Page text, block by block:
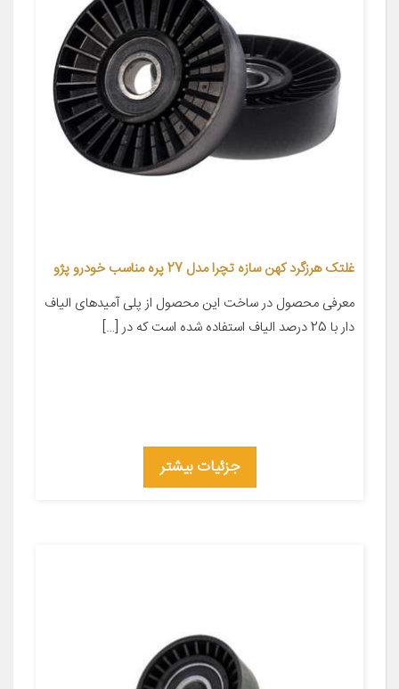
غلتک هرزگرد کهن سازه تچرا مدل 27 پره مناسب خودرو پژو
معرفی محصول در ساخت این محصول از پلی آمیدهای الیاف
دار با 25 درصد الیاف استفاده شده است که در […]
جزئیات بیشتر